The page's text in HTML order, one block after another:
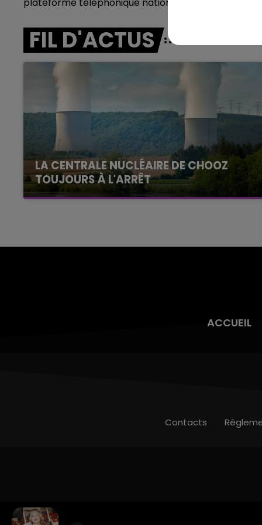
FIL D'ACTUS
LA CENTRALE NUCLÉAIRE DE CHOOZ
TOUJOURS À L'ARRÊT
Cela fait déjà une semaine que la centrale
FM BEST OF
ACCUEIL
Contacts